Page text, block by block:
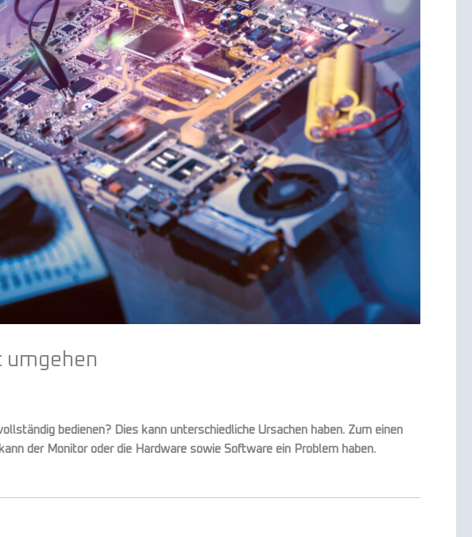
umgehen
bedienen? Dies kann unterschiedliche Ursachen haben. Zum einen
der Monitor oder die Hardware sowie Software ein Problem haben.